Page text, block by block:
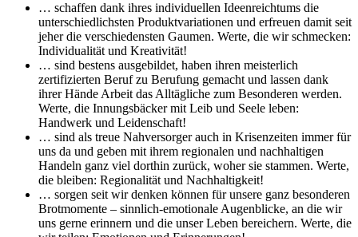
… schaffen dank ihres individuellen Ideenreichtums die
unterschiedlichsten Produktvariationen und erfreuen damit seit
jeher die verschiedensten Gaumen. Werte, die wir schmecken:
Individualität und Kreativität!
… sind bestens ausgebildet, haben ihren meisterlich
zertifizierten Beruf zu Berufung gemacht und lassen dank
ihrer Hände Arbeit das Alltägliche zum Besonderen werden.
Werte, die Innungsbäcker mit Leib und Seele leben:
Handwerk und Leidenschaft!
… sind als treue Nahversorger auch in Krisenzeiten immer für
uns da und geben mit ihrem regionalen und nachhaltigen
Handeln ganz viel dorthin zurück, woher sie stammen. Werte,
die bleiben: Regionalität und Nachhaltigkeit!
… sorgen seit wir denken können für unsere ganz besonderen
Brotmomente – sinnlich-emotionale Augenblicke, an die wir
uns gerne erinnern und die unser Leben bereichern. Werte, die